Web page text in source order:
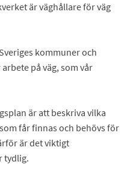
är väghållare för väg
kommuner och
på väg, som vår
är att beskriva vilka
får finnas och behövs för
är det viktigt
tydlig.